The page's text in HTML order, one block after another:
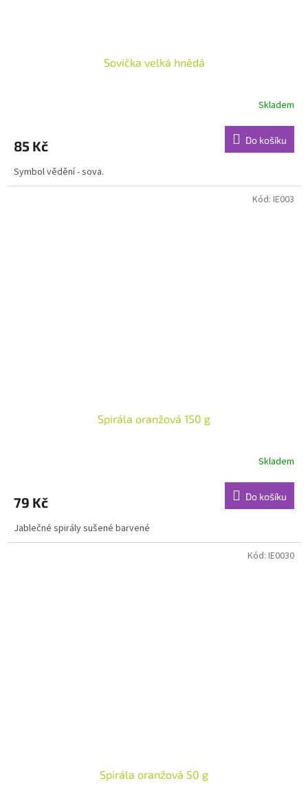
Sovička velká hnědá
Skladem
85 Kč Do košíku
Symbol vědění - sova.
Spirála oranžová 150 g
Skladem
79 Kč Do košíku
Jablečné spirály sušené barvené
Kód: IE003
Spirála oranžová 50 g
Kód: IE0030